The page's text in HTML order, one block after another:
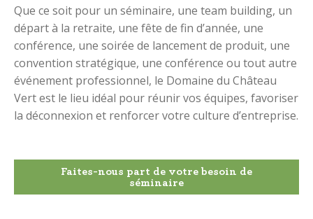
Que ce soit pour un séminaire, une team building, un
départ à la retraite, une fête de fin d’année, une
conférence, une soirée de lancement de produit, une
convention stratégique, une conférence ou tout autre
événement professionnel, le Domaine du Château
Vert est le lieu idéal pour réunir vos équipes, favoriser
la déconnexion et renforcer votre culture d’entreprise.
Faites-nous part de votre besoin de
séminaire